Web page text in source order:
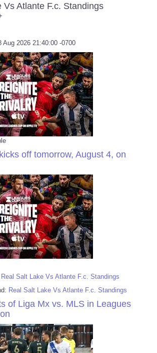
Vs Atlante F.c. Standings
Aug 2026 21:40:00 -0700
off tomorrow, August 4, on
Real Salt Lake Vs Atlante F.c. Standings
Real Salt Lake Vs Atlante F.c. Standings
of Liga Mx vs. MLS in Leagues